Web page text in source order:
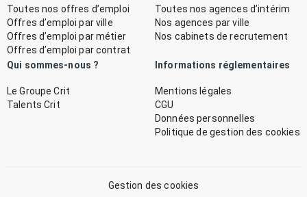
Toutes nos offres d’emploi
Offres d’emploi par ville
Offres d’emploi par métier
Offres d’emploi par contrat
Toutes nos agences d’intérim
Nos agences par ville
Nos cabinets de recrutement
Qui sommes-nous ?
Le Groupe Crit
Talents Crit
Informations réglementaires
Mentions légales
CGU
Données personnelles
Politique de gestion des cookies
Gestion des cookies